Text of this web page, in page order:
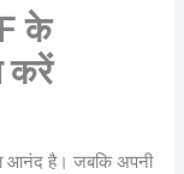
के
करें
आनंद है। जबकि अपनी